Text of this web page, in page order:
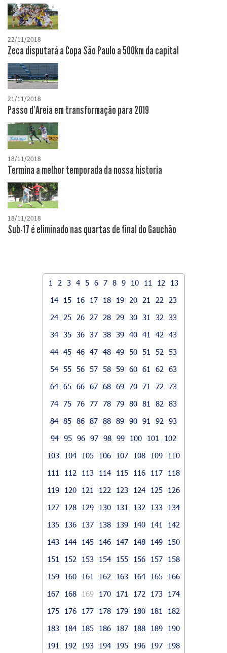
22/11/2018
Zeca disputará a Copa São Paulo a 500km da capital
21/11/2018
Passo d'Areia em transformação para 2019
18/11/2018
Termina a melhor temporada da nossa historia
18/11/2018
Sub-17 é eliminado nas quartas de final do Gauchão
1 2 3 4 5 6 7 8 9 10 11 12
13
14
15 16 17 18 19 20 21 22
23
24
25 26 27 28 29 30 31 32
33
34 35 36 37 38 39 40 41 42
43
44 45 46 47 48 49 50 51 52
53
54 55 56 57 58 59 60 61 62
63
64 65 66 67 68 69 70 71 72
73
74 75 76 77 78 79 80 81 82
83
84 85 86 87 88 89 90 91 92
93
94 95 96 97 98 99 100 101
102
103
104 105 106 107 108 109
110
111
112 113 114 115 116 117
118
119
120 121 122 123 124 125
126
127
128 129 130 131 132 133
134
135
136 137 138 139 140 141
142
143
144 145 146 147 148 149
150
151
152 153 154 155 156 157
158
159
160 161 162 163 164 165
166
167
168 169 170 171 172 173
174
175
176 177 178 179 180 181
182
183
184 185 186 187 188 189
190
191
192 193 194 195 196 197
198